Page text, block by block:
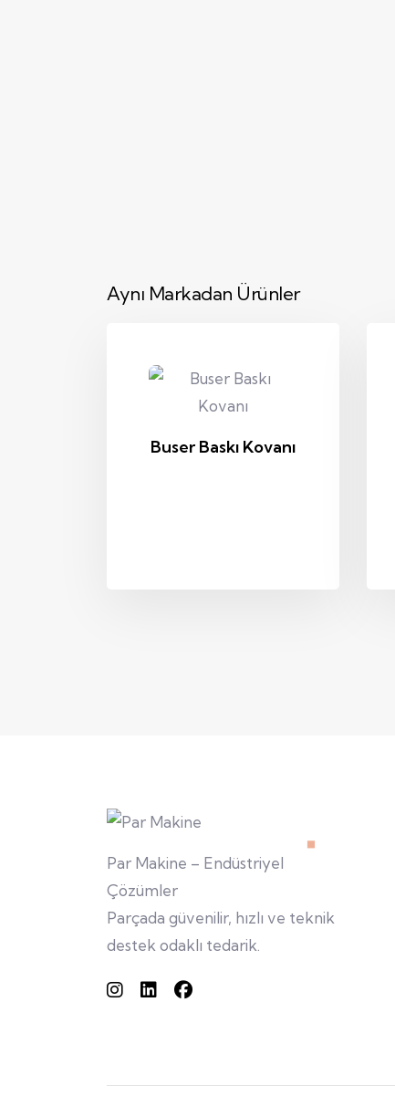
Aynı Markadan Ürünler
Buser Baskı Kovanı
Par Makine – Endüstriyel
Çözümler
Parçada güvenilir, hızlı ve teknik
destek odaklı tedarik.